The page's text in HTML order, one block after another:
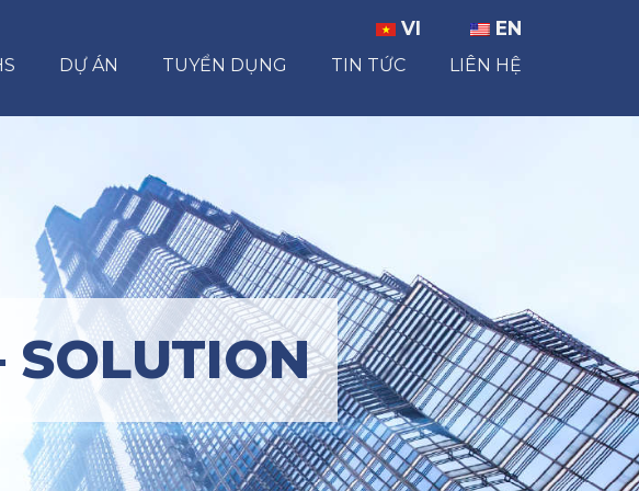
VI EN
DỰ ÁN TUYỂN DỤNG TIN TỨC LIÊN HỆ
SOLUTION